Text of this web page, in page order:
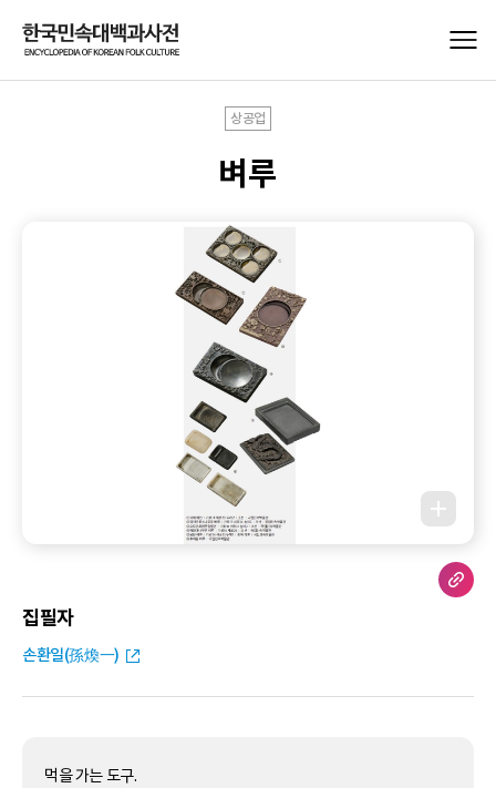
상공업
벼루
집필자
손환일(孫煥一)
먹을 가는 도구.